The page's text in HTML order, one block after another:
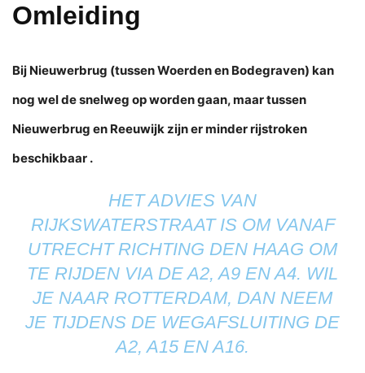
Omleiding
Bij Nieuwerbrug (tussen Woerden en Bodegraven) kan
nog wel de snelweg op worden gaan, maar tussen
Nieuwerbrug en Reeuwijk zijn er minder rijstroken
beschikbaar .
HET ADVIES VAN
RIJKSWATERSTRAAT IS OM VANAF
UTRECHT RICHTING DEN HAAG OM
TE RIJDEN VIA DE A2, A9 EN A4. WIL
JE NAAR ROTTERDAM, DAN NEEM
JE TIJDENS DE WEGAFSLUITING DE
A2, A15 EN A16.